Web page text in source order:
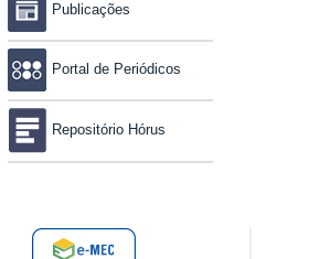
Publicações
Portal de Periódicos
Repositório Hórus